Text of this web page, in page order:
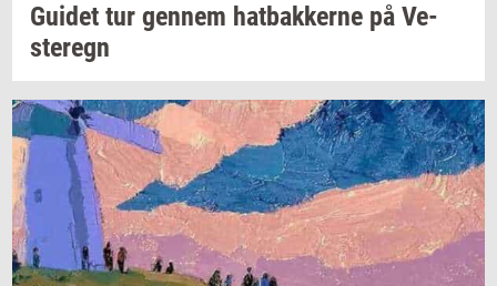
Gu­i­det tur gen­nem hat­bak­ker­ne på Ve­
ste­regn